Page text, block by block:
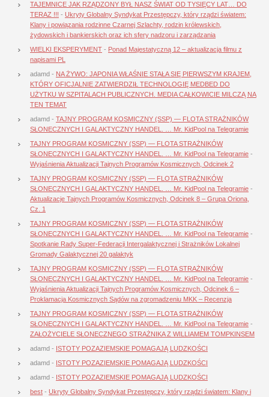
TAJEMNICE JAK RZĄDZONY BYŁ NASZ ŚWIAT OD TYSIĘCY LAT… DO
TERAZ !!! - Ukryty Globalny Syndykat Przestępczy, który rządzi światem:
Klany i powiązania rodzinne Czarnej Szlachty, rodzin królewskich,
żydowskich i bankierskich oraz ich sfery nadzoru i zarządzania
WIELKI EKSPERYMENT - Ponad Majestatyczną 12 – aktualizacja filmu z
napisami PL
adamd - NA ŻYWO: JAPONIA WŁAŚNIE STAŁA SIĘ PIERWSZYM KRAJEM,
KTÓRY OFICJALNIE ZATWIERDZIŁ TECHNOLOGIĘ MEDBED DO
UŻYTKU W SZPITALACH PUBLICZNYCH. MEDIA CAŁKOWICIE MILCZĄ NA
TEN TEMAT
adamd - TAJNY PROGRAM KOSMICZNY (SSP) — FLOTA STRAŻNIKÓW
SŁONECZNYCH I GALAKTYCZNY HANDEL. … Mr. KidPool na Telegramie
TAJNY PROGRAM KOSMICZNY (SSP) — FLOTA STRAŻNIKÓW
SŁONECZNYCH I GALAKTYCZNY HANDEL. … Mr. KidPool na Telegramie -
Wyjaśnienia Aktualizacji Tajnych Programów Kosmicznych, Odcinek 2
TAJNY PROGRAM KOSMICZNY (SSP) — FLOTA STRAŻNIKÓW
SŁONECZNYCH I GALAKTYCZNY HANDEL. … Mr. KidPool na Telegramie -
Aktualizacje Tajnych Programów Kosmicznych, Odcinek 8 – Grupa Oriona,
Cz. 1
TAJNY PROGRAM KOSMICZNY (SSP) — FLOTA STRAŻNIKÓW
SŁONECZNYCH I GALAKTYCZNY HANDEL. … Mr. KidPool na Telegramie -
Spotkanie Rady Super-Federacji Intergalaktycznej i Strażników Lokalnej
Gromady Galaktycznej 20 galaktyk
TAJNY PROGRAM KOSMICZNY (SSP) — FLOTA STRAŻNIKÓW
SŁONECZNYCH I GALAKTYCZNY HANDEL. … Mr. KidPool na Telegramie -
Wyjaśnienia Aktualizacji Tajnych Programów Kosmicznych, Odcinek 6 –
Proklamacja Kosmicznych Sądów na zgromadzeniu MKK – Recenzja
TAJNY PROGRAM KOSMICZNY (SSP) — FLOTA STRAŻNIKÓW
SŁONECZNYCH I GALAKTYCZNY HANDEL. … Mr. KidPool na Telegramie -
ZAŁOŻYCIELE SŁONECZNEGO STRAŻNIKA Z WILLIAMEM TOMPKINSEM
adamd - ISTOTY POZAZIEMSKIE POMAGAJĄ LUDZKOŚCI
adamd - ISTOTY POZAZIEMSKIE POMAGAJĄ LUDZKOŚCI
adamd - ISTOTY POZAZIEMSKIE POMAGAJĄ LUDZKOŚCI
best - Ukryty Globalny Syndykat Przestępczy, który rządzi światem: Klany i